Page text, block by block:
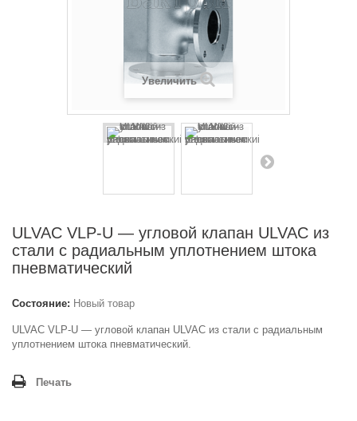
Увеличить
ULVAC VLP-U — угловой клапан ULVAC из
стали с радиальным уплотнением штока
пневматический
Состояние: Новый товар
ULVAC VLP-U — угловой клапан ULVAC из стали с радиальным
уплотнением штока пневматический.
Печать